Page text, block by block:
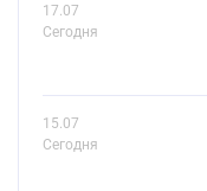
17.07
Сегодня
15.07
Сегодня